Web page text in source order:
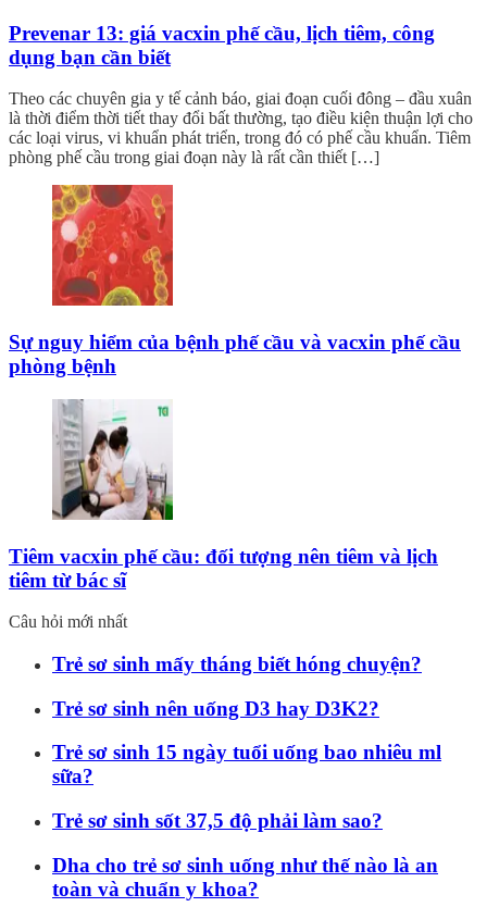
Prevenar 13: giá vacxin phế cầu, lịch tiêm, công
dụng bạn cần biết
Theo các chuyên gia y tế cảnh báo, giai đoạn cuối đông – đầu xuân
là thời điểm thời tiết thay đổi bất thường, tạo điều kiện thuận lợi cho
các loại virus, vi khuẩn phát triển, trong đó có phế cầu khuẩn. Tiêm
phòng phế cầu trong giai đoạn này là rất cần thiết […]
Sự nguy hiểm của bệnh phế cầu và vacxin phế cầu
phòng bệnh
Tiêm vacxin phế cầu: đối tượng nên tiêm và lịch
tiêm từ bác sĩ
Câu hỏi mới nhất
Trẻ sơ sinh mấy tháng biết hóng chuyện?
Trẻ sơ sinh nên uống D3 hay D3K2?
Trẻ sơ sinh 15 ngày tuổi uống bao nhiêu ml
sữa?
Trẻ sơ sinh sốt 37,5 độ phải làm sao?
Dha cho trẻ sơ sinh uống như thế nào là an
toàn và chuẩn y khoa?